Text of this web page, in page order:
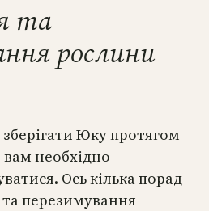
та
рослини
Юку протягом
вам необхідно
Ось кілька порад
перезимування